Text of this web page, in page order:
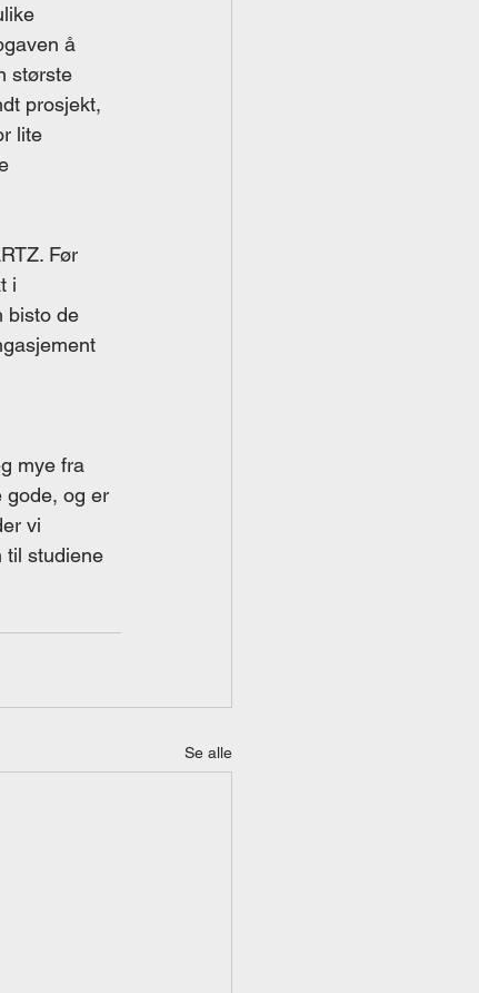
å
største
prosjekt,
lite
Før
i
bisto de
mye fra
gode, og er
vi
til studiene
Se alle